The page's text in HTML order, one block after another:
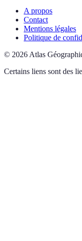
A propos
Contact
Mentions légales
Politique de
© 2026 Atlas
Certains liens sont des